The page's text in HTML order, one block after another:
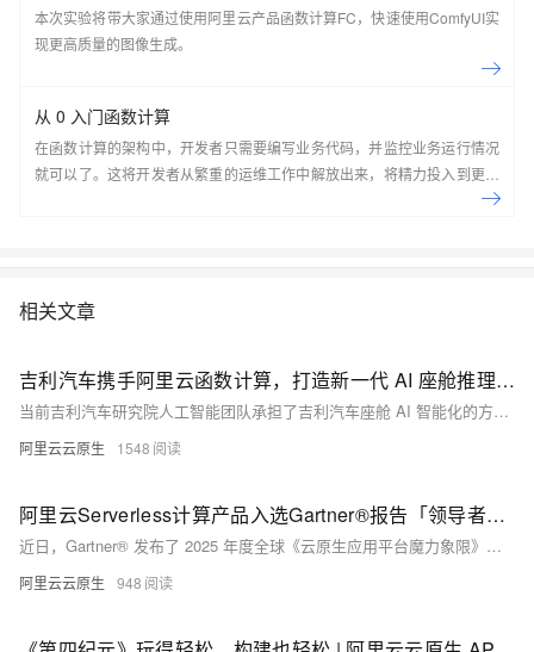
本次实验将带大家通过使用阿里云产品函数计算FC，快速使用ComfyUI实
现更高质量的图像生成。
从 0 入门函数计算
在函数计算的架构中，开发者只需要编写业务代码，并监控业务运行情况
就可以了。这将开发者从繁重的运维工作中解放出来，将精力投入到更有
相关文章
吉利汽车携手阿里云函数计算，打造新一代 AI 座舱推理引擎
当前吉利汽车研究院人工智能团队承担了吉利汽车座舱 AI 智能化的方案建设，在和阿里云的合作中，基于星睿智算中心 2.0 的 23.5EFLOPS 强大算力，构建 AI 混合云架构，面向百万级用户的实时推理计算引入阿里云函数计算的 Serverless GPU 算力集群，共同为智能座舱的交互和娱乐功能提供大模型推理业务服务，涵盖的场景如针对模糊指令的复杂意图解析、文生图、情感 TTS 等。
阿里云云原生 1548
阿里云Serverless计算产品入选Gartner®报告「领导者」象限！
近日，Gartner® 发布了 2025 年度全球《云原生应用平台魔力象限》报告，阿里云凭借 Serverless 应用引擎 SAE（以下简称 SAE）和函数计算 FC，成为亚太地区唯一入选「领导者象限」的科技公司。
阿里云云原生 948